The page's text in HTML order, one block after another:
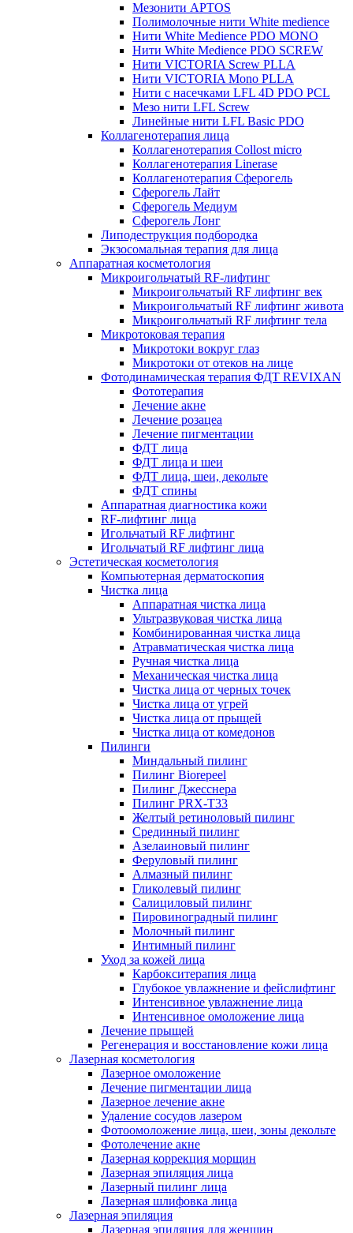
Мезонити APTOS
Полимолочные нити White medience
Нити White Medience PDO MONO
Нити White Medience PDO SCREW
Нити VICTORIA Screw PLLA
Нити VICTORIA Mono PLLA
Нити с насечками LFL 4D PDO PCL
Мезо нити LFL Screw
Линейные нити LFL Basic PDO
Коллагенотерапия лица
Коллагенотерапия Collost micro
Коллагенотерапия Linerase
Коллагенотерапия Сферогель
Сферогель Лайт
Сферогель Медиум
Сферогель Лонг
Липодеструкция подбородка
Экзосомальная терапия для лица
Аппаратная косметология
Микроигольчатый RF-лифтинг
Микроигольчатый RF лифтинг век
Микроигольчатый RF лифтинг живота
Микроигольчатый RF лифтинг тела
Микротоковая терапия
Микротоки вокруг глаз
Микротоки от отеков на лице
Фотодинамическая терапия ФДТ REVIXAN
Фототерапия
Лечение акне
Лечение розацеа
Лечение пигментации
ФДТ лица
ФДТ лица и шеи
ФДТ лица, шеи, декольте
ФДТ спины
Аппаратная диагностика кожи
RF-лифтинг лица
Игольчатый RF лифтинг
Игольчатый RF лифтинг лица
Эстетическая косметология
Компьютерная дерматоскопия
Чистка лица
Аппаратная чистка лица
Ультразвуковая чистка лица
Комбинированная чистка лица
Атравматическая чистка лица
Ручная чистка лица
Механическая чистка лица
Чистка лица от черных точек
Чистка лица от угрей
Чистка лица от прыщей
Чистка лица от комедонов
Пилинги
Миндальный пилинг
Пилинг Biorepeel
Пилинг Джесснера
Пилинг PRX-T33
Желтый ретиноловый пилинг
Срединный пилинг
Азелаиновый пилинг
Феруловый пилинг
Алмазный пилинг
Гликолевый пилинг
Салициловый пилинг
Пировиноградный пилинг
Молочный пилинг
Интимный пилинг
Уход за кожей лица
Карбокситерапия лица
Глубокое увлажнение и фейслифтинг
Интенсивное увлажнение лица
Интенсивное омоложение лица
Лечение прыщей
Регенерация и восстановление кожи лица
Лазерная косметология
Лазерное омоложение
Лечение пигментации лица
Лазерное лечение акне
Удаление сосудов лазером
Фотоомоложение лица, шеи, зоны декольте
Фотолечение акне
Лазерная коррекция морщин
Лазерная эпиляция лица
Лазерный пилинг лица
Лазерная шлифовка лица
Лазерная эпиляция
Лазерная эпиляция для женщин